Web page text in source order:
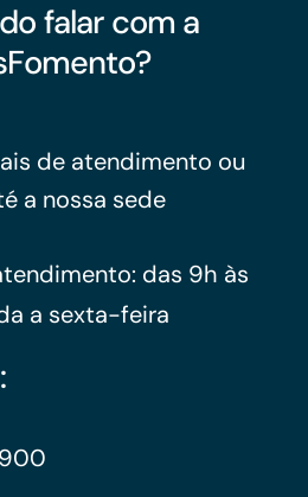
falar com a
de atendimento ou
a nossa sede
das 9h às
a sexta-feira